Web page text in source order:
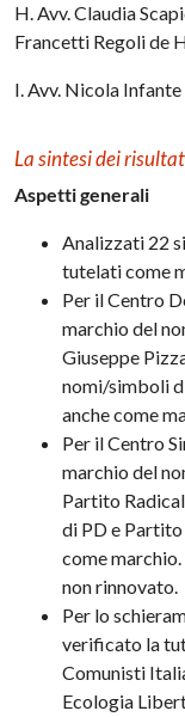
H. Avv. Claudia
Francetti Regoli de
I. Avv. Nicola
La sintesi dei
Aspetti generali
Analizzati 22
tutelati come
Per il Centro
marchio del
Giuseppe
nomi/simboli
anche come
Per il Centro
marchio del
Partito
di PD e
come
non rinnovato.
Per lo
verificato la
Comunisti
Ecologia